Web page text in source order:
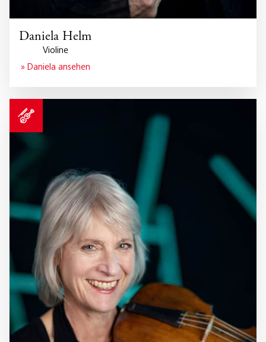
Daniela Helm
Violine
» Daniela ansehen